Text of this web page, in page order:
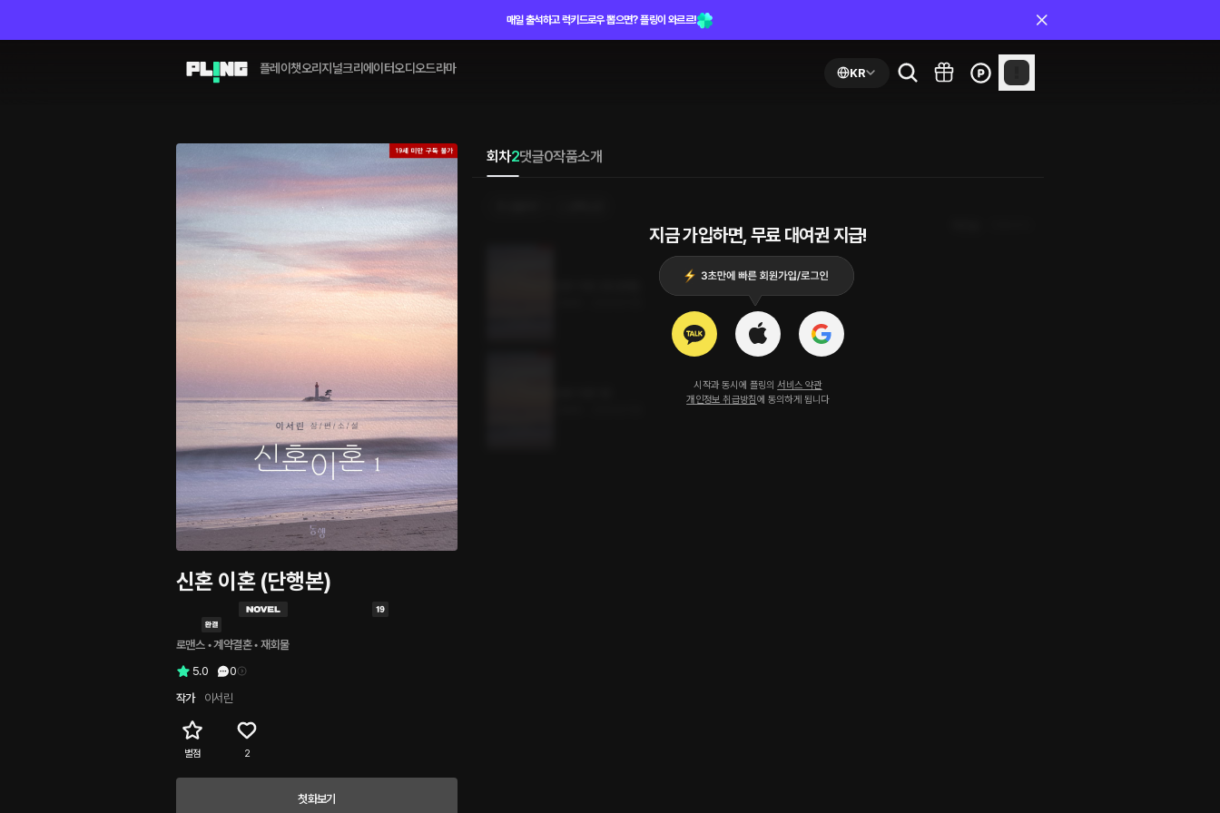
매일 출석하고 럭키드로우 뽑으면? 플링이 와르르!
플레이챗오리지널크리에이터오디오드라마 KR
신혼 이혼 (단행본)
로맨스 • 계약결혼 • 재회물
5.0
0
작가
이서린
별점 2
첫화보기
회차2댓글0작품소개
지금 가입하면, 무료 대여권 지급!
시작과 동시에 플링의 서비스 약관
개인정보 취급방침에 동의하게 됩니다